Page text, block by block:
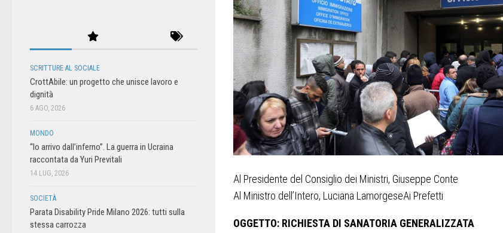
Al Presidente del Consiglio dei Ministri, Giuseppe Conte
Al Ministro dell’Intero, Luciana LamorgeseAi Prefetti
OGGETTO: RICHIESTA DI SANATORIA GENERALIZZATA
SCRITTURE AL SOCIALE
CrottAbile: un progetto che unisce lavoro e
dignità
6 AGO, 2026
MONDO
“Io arrivo dall’inferno”. La guerra in Ucraina
raccontata da Yuri Previtali
14 LUG, 2026
SOCIETÀ
Parata Disability Pride Milano 2026: tutti sulla
stessa carrozza